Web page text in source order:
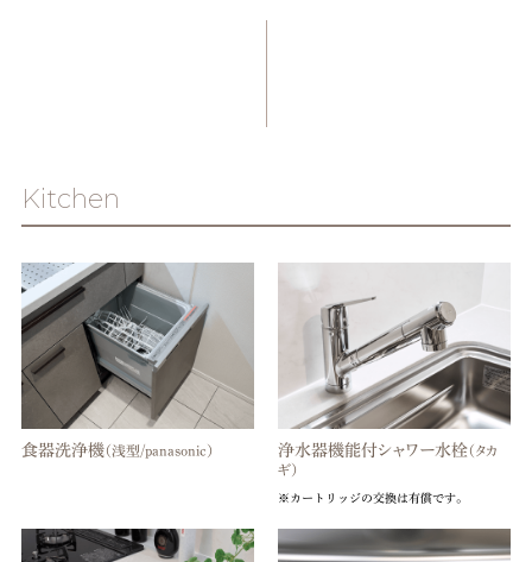
Kitchen
食器洗浄機（浅型/panasonic） 浄水器機能付シャワー水栓（タカ
ギ）
※カートリッジの交換は有償です。